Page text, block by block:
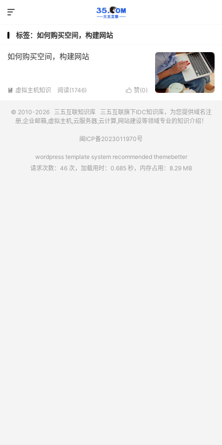

标签：如何购买空间，构建网站
如何购买空间，构建网站
 虚拟主机知识 阅读(1746)  赞(0)
© 2010-2026 三五互联知识库 三五互联旗下IDC知识库，为您提供域名注
册,企业邮箱,虚拟主机,云服务器,云计算,网站建设等领域专业的知识介绍！
闽ICP备2023011970号
wordpress template system recommended themebetter
请求次数：46 次，加载用时：0.685 秒，内存占用：8.29 MB